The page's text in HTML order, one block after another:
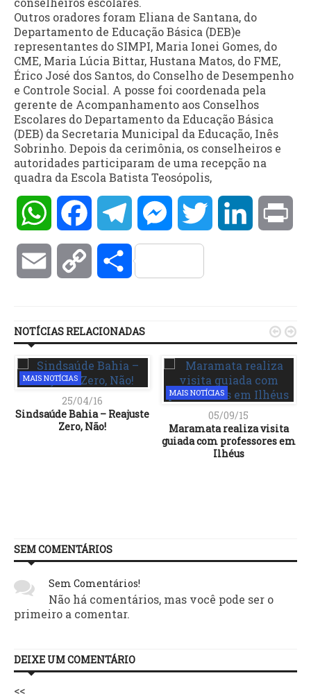
Outros oradores foram Eliana de Santana, do
Departamento de Educação Básica (DEB)e
representantes do SIMPI, Maria Ionei Gomes, do
CME, Maria Lúcia Bittar, Hustana Matos, do FME,
Érico José dos Santos, do Conselho de Desempenho
e Controle Social. A posse foi coordenada pela
gerente de Acompanhamento aos Conselhos
Escolares do Departamento da Educação Básica
(DEB) da Secretaria Municipal da Educação, Inês
Sobrinho. Depois da cerimônia, os conselheiros e
autoridades participaram de uma recepção na
quadra da Escola Batista Teosópolis,
WhatsAppFacebookTelegramMessengerTwitter LinkedIn
Email Copy Compartilhar
NOTÍCIAS RELACIONADAS
MAIS NOTÍCIAS
25/04/16
Sindsaúde Bahia – Reajuste
Zero, Não!
MAIS NOTÍCIAS
05/09/15
Maramata realiza visita
guiada com professores em
Ilhéus
 
SEM COMENTÁRIOS
Sem Comentários!
Não há comentários, mas você pode ser o
primeiro a comentar.
DEIXE UM COMENTÁRIO
<<